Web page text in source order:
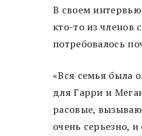
В своем
кто-то из членов
потребовалось
«Вся семья была
для Гарри и
расовые,
очень серьезно,